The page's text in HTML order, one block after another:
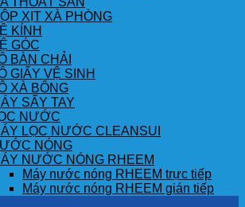
XỊT XÀ PHÒNG
KÍNH
GÓC
BÀN CHẢI
GIẤY VỆ SINH
XÀ BÔNG
SẤY TAY
NƯỚC
LỌC NƯỚC CLEANSUI
NÓNG
NƯỚC NÓNG RHEEM
Máy nước nóng RHEEM trực tiếp
Máy nước nóng RHEEM gián tiếp